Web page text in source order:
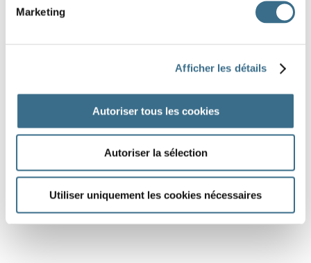
Marketing
Afficher les détails
Autoriser tous les cookies
Autoriser la sélection
Utiliser uniquement les cookies nécessaires